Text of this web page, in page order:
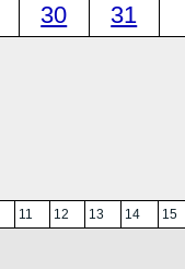
30 31
11 12 13 14 15